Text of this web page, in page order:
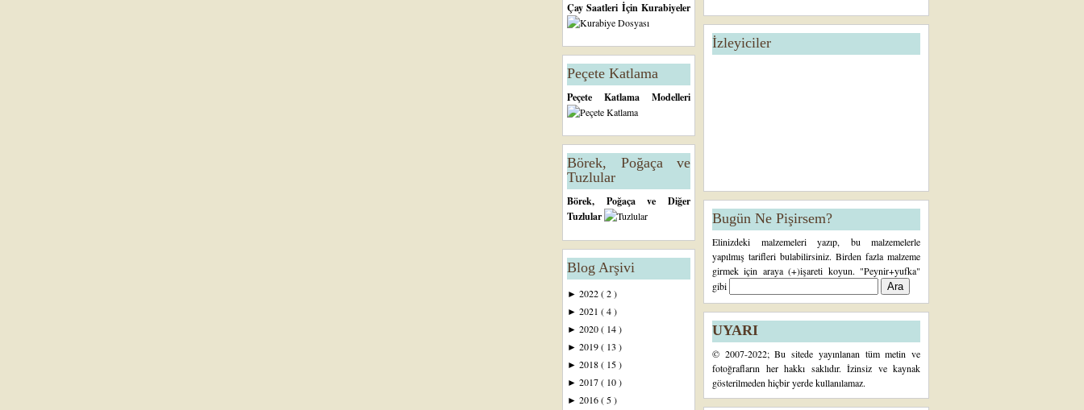
Çay Saatleri İçin Kurabiyeler
Peçete Katlama
Peçete Katlama Modelleri
Börek, Poğaça ve
Tuzlular
Börek, Poğaça ve Diğer
Tuzlular
Blog Arşivi
► 2022( 2 )
► 2021 ( 4 )
► 2020( 14 )
► 2019( 13 )
► 2018( 15 )
► 2017( 10 )
► 2016( 5 )
İzleyiciler
Bugün Ne Pişirsem?
Elinizdeki malzemeleri yazıp, bu malzemelerle
yapılmış tarifleri bulabilirsiniz. Birden fazla malzeme
girmek için araya (+)işareti koyun. "Peynir+yufka"
gibi
UYARI
© 2007-2022; Bu sitede yayınlanan tüm metin ve
fotoğrafların her hakkı saklıdır. İzinsiz ve kaynak
gösterilmeden hiçbir yerde kullanılamaz.